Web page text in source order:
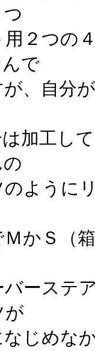
２つの
で
、自分
は加工し
ように
かＳ（
ーステ
が
じめな